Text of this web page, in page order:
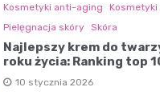
Kosmetyki anti-aging
Pielęgnacja skóry Skóra
Najlepszy krem do
roku życia: Ranking top
10 stycznia 2026